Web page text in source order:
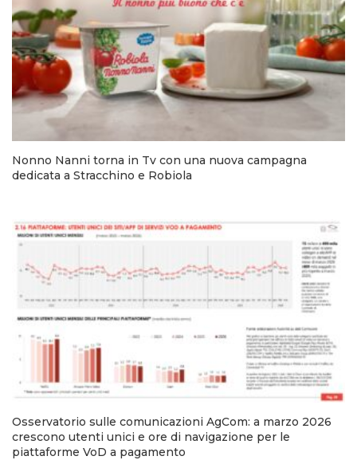
Nonno Nanni torna in Tv con una nuova campagna
dedicata a Stracchino e Robiola
Osservatorio sulle comunicazioni AgCom: a marzo 2026
crescono utenti unici e ore di navigazione per le
piattaforme VoD a pagamento